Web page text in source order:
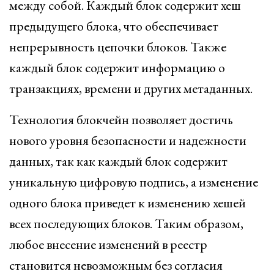
между собой. Каждый блок содержит хеш
предыдущего блока, что обеспечивает
непрерывность цепочки блоков. Также
каждый блок содержит информацию о
транзакциях, времени и других метаданных.
Технология блокчейн позволяет достичь
нового уровня безопасности и надежности
данных, так как каждый блок содержит
уникальную цифровую подпись, а изменение
одного блока приведет к изменению хешей
всех последующих блоков. Таким образом,
любое внесение изменений в реестр
становится невозможным без согласия